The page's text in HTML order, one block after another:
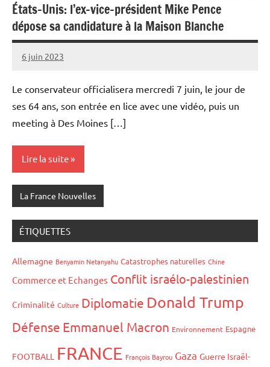
États-Unis: l’ex-vice-président Mike Pence
dépose sa candidature à la Maison Blanche
6 juin 2023
Admins
Le conservateur officialisera mercredi 7 juin, le jour de
ses 64 ans, son entrée en lice avec une vidéo, puis un
meeting à Des Moines […]
Lire la suite
La France Nouvelles
ÉTIQUETTES
Allemagne Benyamin Netanyahu Catastrophes naturelles Chine
Commerce et Echanges Conflit israélo-palestinien
Criminalité Culture Diplomatie Donald Trump
Défense Emmanuel Macron Environnement Espagne
FOOTBALL FRANCE François Bayrou Gaza Guerre Israël-